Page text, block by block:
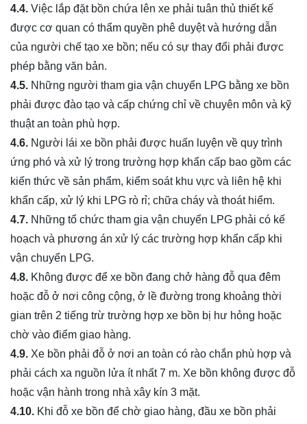
4.4. Việc lắp đặt bồn chứa lên xe phải tuân thủ thiết kế
được cơ quan có thẩm quyền phê duyệt và hướng dẫn
của người chế tạo xe bồn; nếu có sự thay đổi phải được
phép bằng văn bản.
4.5. Những người tham gia vận chuyển LPG bằng xe bồn
phải được đào tạo và cấp chứng chỉ về chuyên môn và kỹ
thuật an toàn phù hợp.
4.6. Người lái xe bồn phải được huấn luyện về quy trình
ứng phó và xử lý trong trường hợp khẩn cấp bao gồm các
kiến thức về sản phẩm, kiểm soát khu vực và liên hệ khi
khẩn cấp, xử lý khi LPG rò rỉ; chữa cháy và thoát hiểm.
4.7. Những tổ chức tham gia vận chuyển LPG phải có kế
hoạch và phương án xử lý các trường hợp khẩn cấp khi
vận chuyển LPG.
4.8. Không được để xe bồn đang chở hàng đỗ qua đêm
hoặc đỗ ở nơi công cộng, ở lề đường trong khoảng thời
gian trên 2 tiếng trừ trường hợp xe bồn bị hư hỏng hoặc
chờ vào điểm giao hàng.
4.9. Xe bồn phải đỗ ở nơi an toàn có rào chắn phù hợp và
phải cách xa nguồn lửa ít nhất 7 m. Xe bồn không được đỗ
hoặc vận hành trong nhà xây kín 3 mặt.
4.10. Khi đỗ xe bồn để chờ giao hàng, đầu xe bồn phải